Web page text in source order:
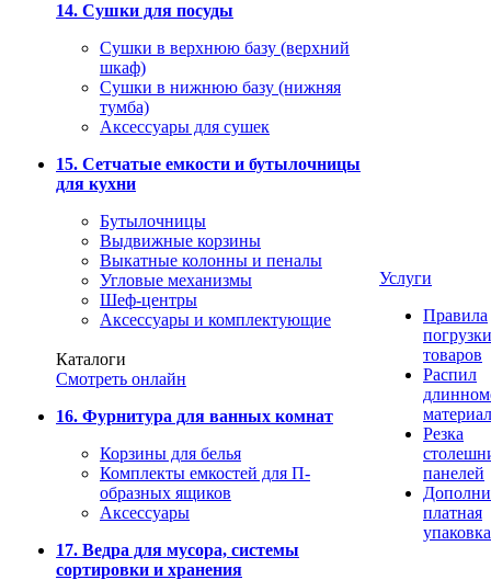
14. Сушки для посуды
Сушки в верхнюю базу (верхний
шкаф)
Сушки в нижнюю базу (нижняя
тумба)
Аксессуары для сушек
15. Сетчатые емкости и бутылочницы
для кухни
Бутылочницы
Выдвижные корзины
Выкатные колонны и пеналы
Угловые механизмы
Шеф-центры
Аксессуары и комплектующие
Каталоги
Смотреть онлайн
16. Фурнитура для ванных комнат
Корзины для белья
Комплекты емкостей для П-
образных ящиков
Аксессуары
17. Ведра для мусора, системы
сортировки и хранения
Услуги
Правила
погрузки
товаров
Распил
Резка
панелей
платная
упаковка